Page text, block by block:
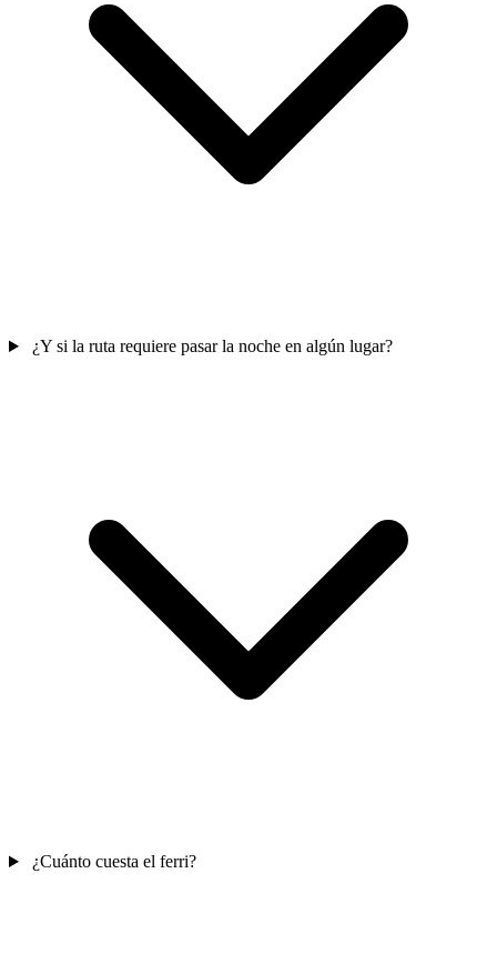
¿Y si la ruta requiere pasar la noche en algún lugar?
¿Cuánto cuesta el ferri?